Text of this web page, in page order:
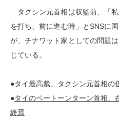
タクシン元首相は収監前、「
を打ち、前に進む時」とSNSに
が、チナワット家としての問題
じている。
●タイ最高裁、タクシン元首相
●タイのペートーンターン首相
終焉